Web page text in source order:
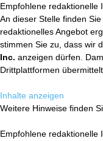
Empfohlene redaktionelle
An dieser Stelle finden
redaktionelles Angebot
stimmen Sie zu, dass wir
Inc. anzeigen dürfen.
Drittplattformen
Inhalte anzeigen
Weitere Hinweise finden
Empfohlene redaktionelle